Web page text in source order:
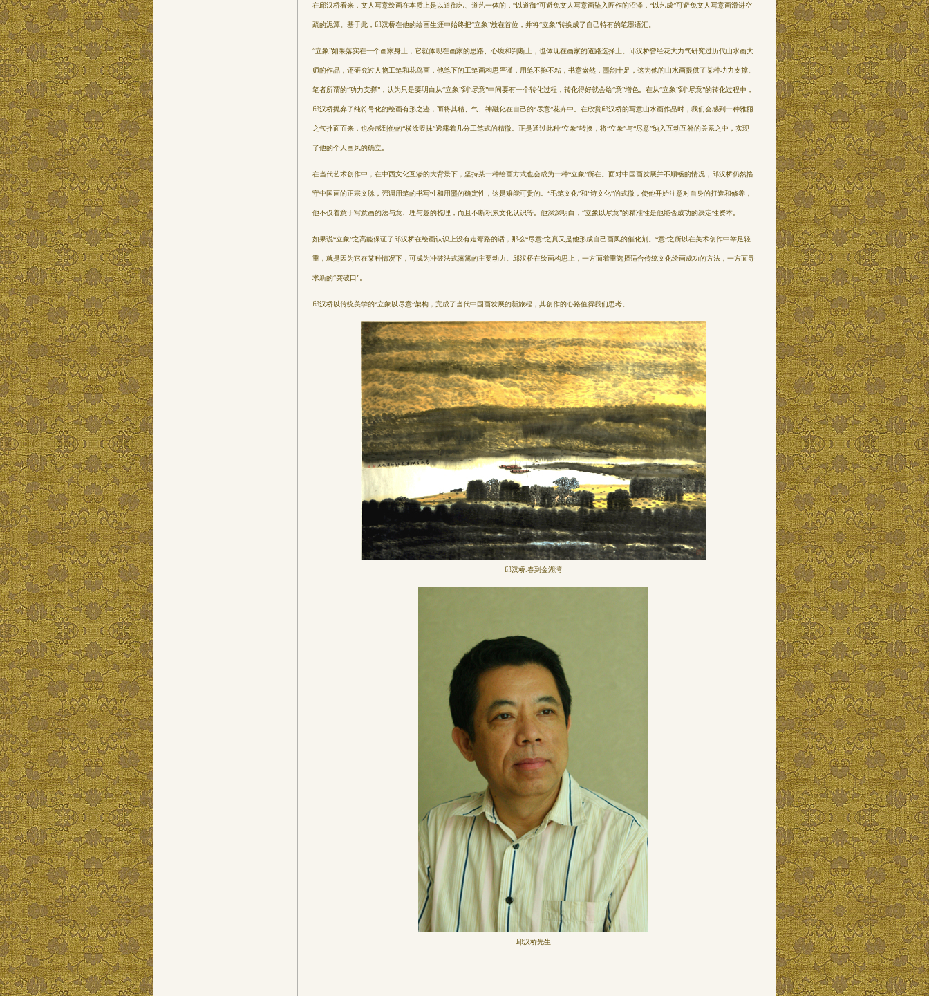
在邱汉桥看来，文人写意绘画在本质上是以道御艺、道艺一体的，“以道御”可避免文人写意画坠入匠作的沼泽，“以艺成”可避免文人写意画滑进空
疏的泥潭。基于此，邱汉桥在他的绘画生涯中始终把“立象”放在首位，并将“立象”转换成了自己特有的笔墨语汇。
“立象”如果落实在一个画家身上，它就体现在画家的思路、心境和判断上，也体现在画家的道路选择上。邱汉桥曾经花大力气研究过历代山水画大
师的作品，还研究过人物工笔和花鸟画， 他笔下的工笔画构思严谨，用笔不拖不粘，书意盎然，墨韵十足，这为他的山水画提供了某种功力支撑。
笔者所谓的“功力支撑”，认为只是要明白从“立象”到“尽意”中间要有一个转化过程，转化得好就会给“意”增色。在从“立象”到“尽意”的转化过程中，
邱汉桥抛弃了纯符号化的绘画有形之迹，而将其精、气、神融化在自己的“尽意”花卉中。在欣赏邱汉桥的写意山水画作品时，我们会感到一种雅丽
之气扑面而来，也会感到他的“横涂竖抹”透露着几分工笔式的精微。正是通过此种“立象”转换，将“立象”与“尽意”纳入互动互补的关系之中，实现
了他的个人画风的确立。
在当代艺术创作中，在中西文化互渗的大背景下，坚持某一种绘画方式也会成为一种“立象”所在。面对中国画发展并不顺畅的情况，邱汉桥仍然恪
守中国画的正宗文脉，强调用笔的书写性和用墨的确定性，这是难能可贵的。“毛笔文化”和“诗文化”的式微，使他开始注意对自身的打造和修养，
他不仅着意于写意画的法与意、理与趣的梳理，而且不断积累文化认识等。他深深明白，“立象以尽意”的精准性是他能否成功的决定性资本。
如果说“立象”之高能保证了邱汉桥在绘画认识上没有走弯路的话，那么“尽意”之真又是他形成自己画风的催化剂。“意”之所以在美术创作中举足轻
重，就是因为它在某种情况下，可成为冲破法式藩篱的主要动力。邱汉桥在绘画构思上，一方面着重选择适合传统文化绘画成功的方法，一方面寻
求新的“突破口”。
邱汉桥以传统美学的“立象以尽意”架构，完成了当代中国画发展的新旅程，其创作的心路值得我们思考。
邱汉桥. 春到金湖湾
邱汉桥先生